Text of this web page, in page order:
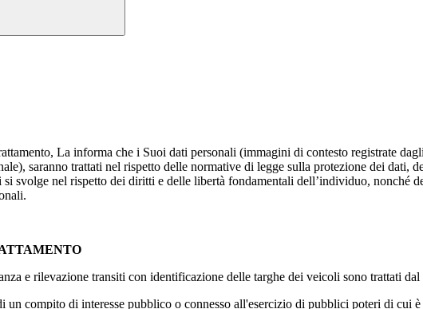
La informa che i Suoi dati personali (immagini di contesto registrate
saranno trattati nel rispetto delle normative di legge sulla protezione dei dati,
svolge nel rispetto dei diritti e delle libertà fondamentali dell’individuo, nonché
e rilevazione transiti con identificazione delle targhe dei veicoli sono trattati
un compito di interesse pubblico o connesso all'esercizio di pubblici poteri di cui